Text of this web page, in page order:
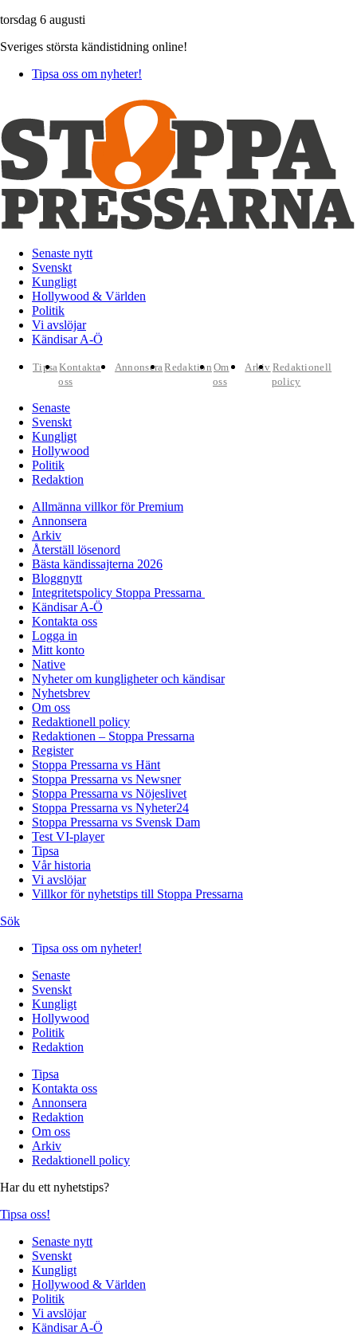
torsdag 6 augusti
Sveriges största kändistidning online!
Tipsa oss om nyheter!
Senaste nytt
Svenskt
Kungligt
Hollywood & Världen
Politik
Vi avslöjar
Kändisar A-Ö
TipsaKontakta
oss
AnnonseraRedaktion Om
oss
Arkiv Redaktionell
policy
Senaste
Svenskt
Kungligt
Hollywood
Politik
Redaktion
Allmänna villkor för Premium
Annonsera
Arkiv
Återställ lösenord
Bästa kändissajterna 2026
Bloggnytt
Integritetspolicy Stoppa Pressarna
Kändisar A-Ö
Kontakta oss
Logga in
Mitt konto
Native
Nyheter om kungligheter och kändisar
Nyhetsbrev
Om oss
Redaktionell policy
Redaktionen – Stoppa Pressarna
Register
Stoppa Pressarna vs Hänt
Stoppa Pressarna vs Newsner
Stoppa Pressarna vs Nöjeslivet
Stoppa Pressarna vs Nyheter24
Stoppa Pressarna vs Svensk Dam
Test VI-player
Tipsa
Vår historia
Vi avslöjar
Villkor för nyhetstips till Stoppa Pressarna
Sök
Tipsa oss om nyheter!
Senaste
Svenskt
Kungligt
Hollywood
Politik
Redaktion
Tipsa
Kontakta oss
Annonsera
Redaktion
Om oss
Arkiv
Redaktionell policy
Har du ett nyhetstips?
Tipsa oss!
Senaste nytt
Svenskt
Kungligt
Hollywood & Världen
Politik
Vi avslöjar
Kändisar A-Ö